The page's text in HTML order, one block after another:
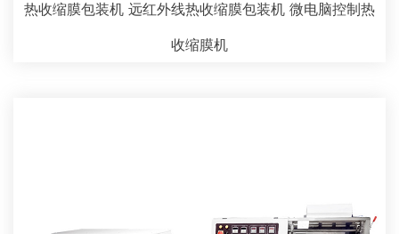
热收缩膜包装机 远红外线热收缩膜包装机 微电脑控制热
收缩膜机